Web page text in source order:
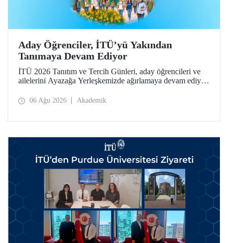
Aday Öğrenciler, İTÜ’yü Yakından
Tanımaya Devam Ediyor
İTÜ 2026 Tanıtım ve Tercih Günleri, aday öğrencileri ve
ailelerini Ayazağa Yerleşkemizde ağırlamaya devam ediyor.
ilgili fakülte ve birimler adaylara bilgi vermeye devam
06 Ağu 2026 Akademik